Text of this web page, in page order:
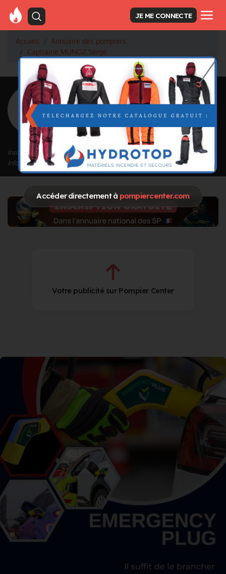
Accéder directement à pompiercenter.com
JE ME CONNECTE
Accueil
Annuaire des pompiers
Capitaine MUNOZ Serge
<Retour à la liste des pompiers
MUNOZ Serge
Inscrit depuis le 24/09/2020 à 15:51
Informations mises à jour le 01/10/2020 à 16:52
Votre publicité sur Pompier Center